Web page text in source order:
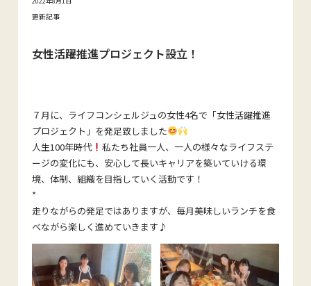
更新記事
女性活躍推進プロジェクト設立！
７月に、ライフコンシェルジュの女性4名で「女性活躍推進
プロジェクト」を発足致しました
人生100年時代
私たち社員一人、一人の様々なライフステ
ージの変化にも、安心して長いキャリアを築いていける環
境、体制、組織を目指していく活動です！
*
走りながらの発足ではありますが、毎月美味しいランチを食
べながら楽しく進めていきます♪